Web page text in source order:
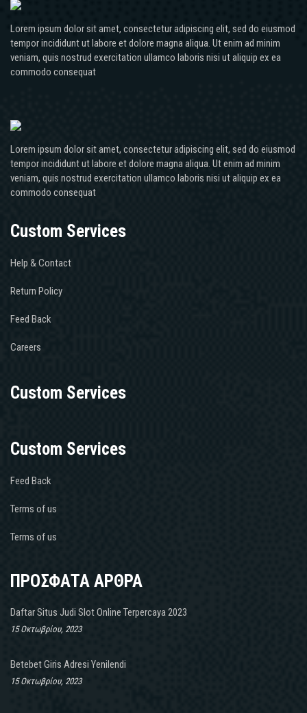
Lorem ipsum dolor sit amet, consectetur adipiscing elit, sed do eiusmod
tempor incididunt ut labore et dolore magna aliqua. Ut enim ad minim
veniam, quis nostrud exercitation ullamco laboris nisi ut aliquip ex ea
commodo consequat
Lorem ipsum dolor sit amet, consectetur adipiscing elit, sed do eiusmod
tempor incididunt ut labore et dolore magna aliqua. Ut enim ad minim
veniam, quis nostrud exercitation ullamco laboris nisi ut aliquip ex ea
commodo consequat
Custom Services
Help & Contact
Return Policy
Feed Back
Careers
Custom Services
Custom Services
Feed Back
Terms of us
Terms of us
ΠΡΟΣΦΑΤΑ ΑΡΘΡΑ
Daftar Situs Judi Slot Online Terpercaya 2023
15 Οκτωβρίου, 2023
Betebet Giris Adresi Yenilendi
15 Οκτωβρίου, 2023